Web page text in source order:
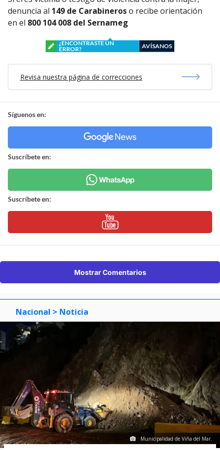
denuncia al 149 de Carabineroso recibe orientación
en el 800 104 008 del Sernameg
¿ENCONTRASTE UN
ERROR?
AVÍSANOS
Revisa nuestra página de correcciones
Síguenos en:
Suscríbete en:
Suscríbete en:
Mostrar Comentarios
Nacional > Noticia
Municipalidad de Viña del Mar.